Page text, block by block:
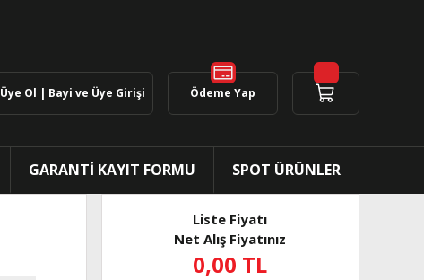
Üye Ol | Bayi ve Üye Girişi Ödeme Yap
GARANTİ KAYIT FORMU SPOT ÜRÜNLER
Liste Fiyatı
Net Alış Fiyatınız
0,00 TL